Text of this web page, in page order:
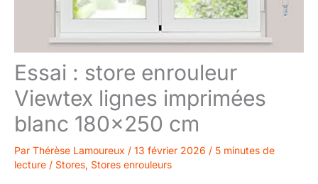
Essai : store enrouleur
Viewtex lignes imprimées
blanc 180×250 cm
Par Thérèse Lamoureux / 13 février 2026 / 5 minutes de
lecture / Stores, Stores enrouleurs